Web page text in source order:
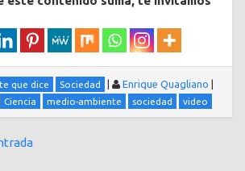
que dice Sociedad | Enrique Quagliano |
Ciencia medio-ambiente sociedad video